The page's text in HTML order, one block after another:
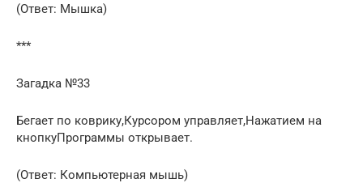
(Ответ: Мышка)
***
Загадка №33
Бегает по коврику,Курсором управляет,Нажатием на
кнопкуПрограммы открывает.
(Ответ: Компьютерная мышь)